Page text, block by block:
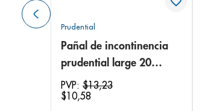
Prudential
Pañal de incontinencia
prudential large 20
unidades
PVP: $13,23
$10,58